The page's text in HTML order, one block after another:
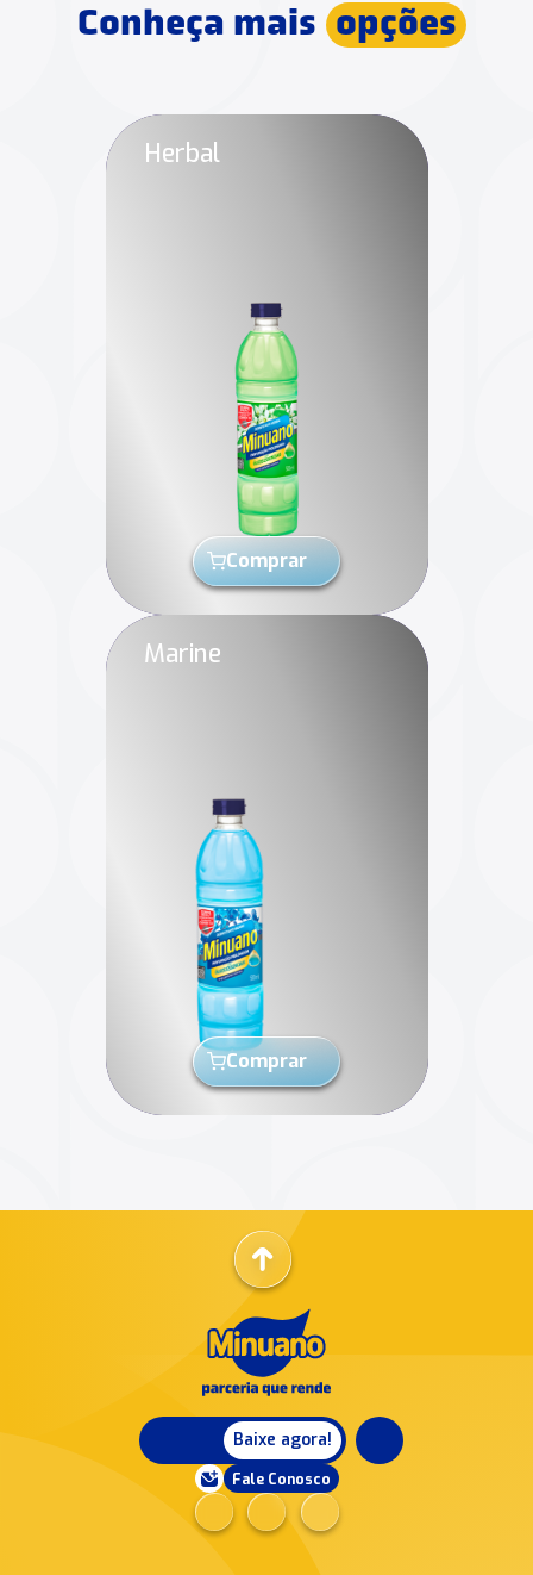
Conheça mais opções
Herbal
Comprar
Marine
Comprar
Baixe agora!
Fale Conosco